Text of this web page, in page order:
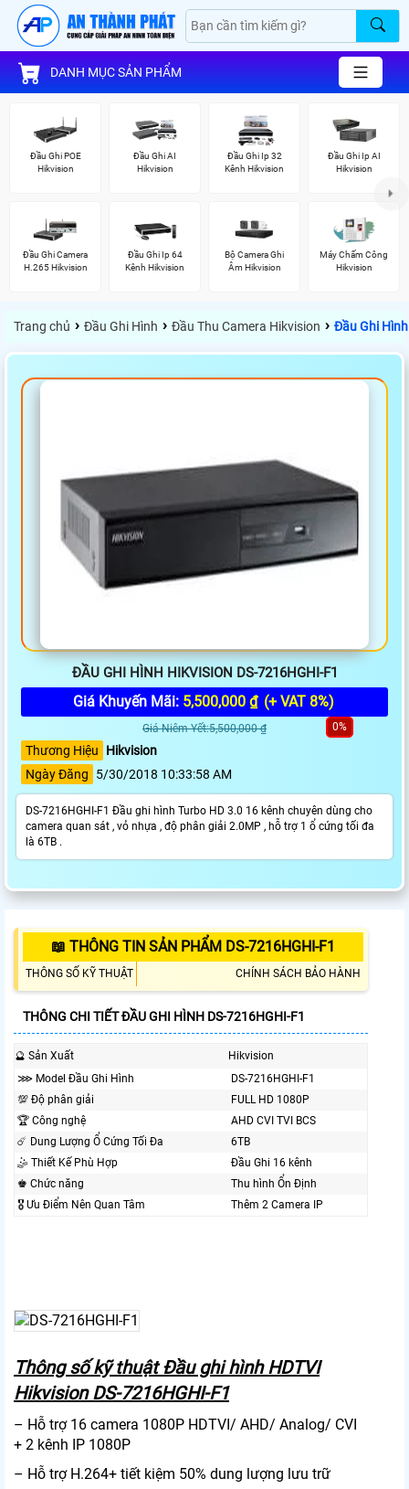
DANH MỤC SẢN PHẨM
Đầu Ghi POE
Hikvision
Đầu Ghi AI
Hikvision
Đầu Ghi Ip 32
Kênh Hikvision
Đầu Ghi Ip AI
Hikvision
Đầu Ghi Camera
H.265 Hikvision
Đầu Ghi Ip 64
Kênh Hikvision
Bộ Camera Ghi
Âm Hikvision
Máy Chấm Công
Hikvision
Trang chủ › Đầu Ghi Hình › Đầu Thu Camera Hikvision › Đầu Ghi
ĐẦU GHI HÌNH HIKVISION DS-7216HGHI-F1
Giá Khuyến Mãi: 5,500,000 ₫ (+ VAT 8%)
Giá Niêm Yết:5,500,000 ₫ 0%
Thương Hiệu
Hikvision
Ngày Đăng
5/30/2018 10:33:58 AM
DS-7216HGHI-F1 Đầu ghi hình Turbo HD 3.0 16 kênh chuyên dùng cho
camera quan sát , vỏ nhựa , độ phân giải 2.0MP , hỗ trợ 1 ổ cứng tối đa
là 6TB .
📖 THÔNG TIN SẢN PHẨM DS-7216HGHI-F1
THÔNG SỐ KỸ THUẬT CHÍNH SÁCH BẢO HÀNH
THÔNG CHI TIẾT ĐẦU GHI HÌNH DS-7216HGHI-F1
🔮 Sản Xuất
Hikvision
⋙ Model Đầu Ghi Hình
DS-7216HGHI-F1
💯 Độ phân giải
FULL HD 1080P
🏆 Công nghệ
AHD CVI TVI BCS
☄️ Dung Lượng Ổ Cứng Tối Đa
6TB
🤹 Thiết Kế Phù Hợp
Đầu Ghi 16 kênh
♚ Chức năng
Thu hình Ổn Định
🎖️ Ưu Điểm Nên Quan Tâm
Thêm 2 Camera IP
Thông số kỹ thuật Đầu ghi hình HDTVI
Hikvision DS-7216HGHI-F1
– Hỗ trợ 16 camera 1080P HDTVI/ AHD/ Analog/ CVI
+ 2 kênh IP 1080P
– Hỗ trợ H.264+ tiết kiệm 50% dung lượng lưu trữ